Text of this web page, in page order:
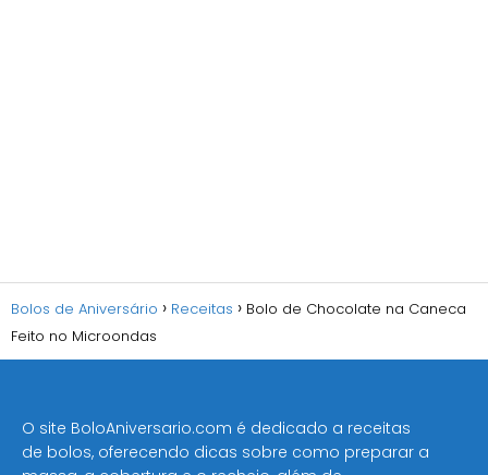
Bolos de Aniversário Receitas
Bolo de Chocolate na Caneca
Feito no Microondas
O site BoloAniversario.com é dedicado a receitas
de bolos, oferecendo dicas sobre como preparar a